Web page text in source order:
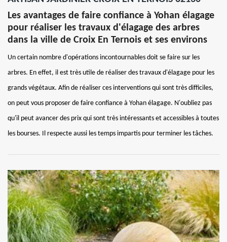
Les avantages de faire confiance à Yohan élagage
pour réaliser les travaux d'élagage des arbres
dans la ville de Croix En Ternois et ses environs
Un certain nombre d'opérations incontournables doit se faire sur les
arbres. En effet, il est très utile de réaliser des travaux d'élagage pour les
grands végétaux. Afin de réaliser ces interventions qui sont très difficiles,
on peut vous proposer de faire confiance à Yohan élagage. N'oubliez pas
qu'il peut avancer des prix qui sont très intéressants et accessibles à toutes
les bourses. Il respecte aussi les temps impartis pour terminer les tâches.